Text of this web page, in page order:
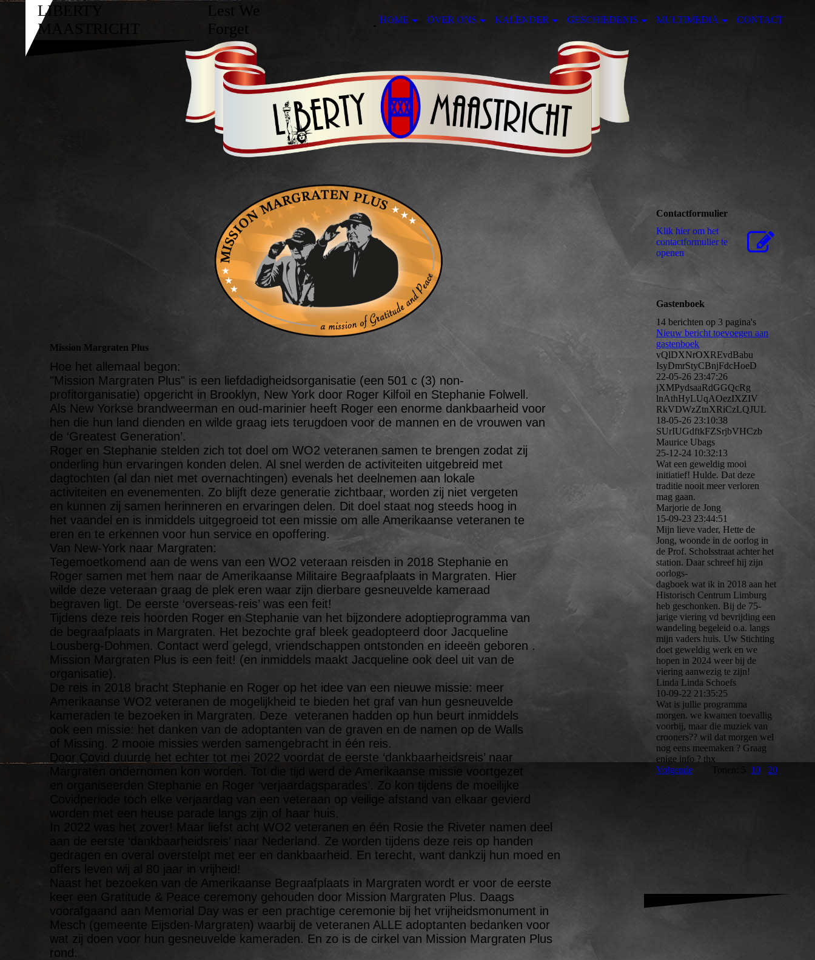
HOME OVER ONS KALENDER GESCHIEDENIS MULTIMEDIA CONTACT
LIBERTY
MAASTRICHT
Lest We
Forget
Mission Margraten Plus
Hoe het allemaal begon:
"Mission Margraten Plus" is een liefdadigheidsorganisatie (een 501 c (3) non-
profitorganisatie) opgericht in Brooklyn, New York door Roger Kilfoil en Stephanie Folwell.
Als New Yorkse brandweerman en oud-marinier heeft Roger een enorme dankbaarheid voor
hen die hun land dienden en wilde graag iets terugdoen voor de mannen en de vrouwen van
de ‘Greatest Generation’.
Roger en Stephanie stelden zich tot doel om WO2 veteranen samen te brengen zodat zij
onderling hun ervaringen konden delen. Al snel werden de activiteiten uitgebreid met
dagtochten (al dan niet met overnachtingen) evenals het deelnemen aan lokale
activiteiten en evenementen. Zo blijft deze generatie zichtbaar, worden zij niet vergeten
en kunnen zij samen herinneren en ervaringen delen. Dit doel staat nog steeds hoog in
het vaandel en is inmiddels uitgegroeid tot een missie om alle Amerikaanse veteranen te
eren en te erkennen voor hun service en opoffering.
Van New-York naar Margraten:
Tegemoetkomend aan de wens van een WO2 veteraan reisden in 2018 Stephanie en
Roger samen met hem naar de Amerikaanse Militaire Begraafplaats in Margraten. Hier
wilde deze veteraan graag de plek eren waar zijn dierbare gesneuvelde kameraad
begraven ligt. De eerste ‘overseas-reis’ was een feit!
Tijdens deze reis hoorden Roger en Stephanie van het bijzondere adoptieprogramma van
de begraafplaats in Margraten. Het bezochte graf bleek geadopteerd door Jacqueline
Lousberg-Dohmen. Contact werd gelegd, vriendschappen ontstonden en ideeën geboren .
Mission Margraten Plus is een feit! (en inmiddels maakt Jacqueline ook deel uit van de
organisatie).
De reis in 2018 bracht Stephanie en Roger op het idee van een nieuwe missie: meer
Amerikaanse WO2 veteranen de mogelijkheid te bieden het graf van hun gesneuvelde
kameraden te bezoeken in Margraten. Deze veteranen hadden op hun beurt inmiddels
ook een missie: het danken van de adoptanten van de graven en de namen op de Walls
of Missing. 2 mooie missies werden samengebracht in één reis.
Door Covid duurde het echter tot mei 2022 voordat de eerste ‘dankbaarheidsreis’ naar
Margraten ondernomen kon worden. Tot die tijd werd de Amerikaanse missie voortgezet
en organiseerden Stephanie en Roger ‘verjaardagsparades’. Zo kon tijdens de moeilijke
Covidperiode toch elke verjaardag van een veteraan op veilige afstand van elkaar gevierd
worden met een heuse parade langs zijn of haar huis.
In 2022 was het zover! Maar liefst acht WO2 veteranen en één Rosie the Riveter namen deel
aan de eerste ‘dankbaarheidsreis’ naar Nederland. Ze worden tijdens deze reis op handen
gedragen en overal overstelpt met eer en dankbaarheid. En terecht, want dankzij hun moed en
offers leven wij al 80 jaar in vrijheid!
Naast het bezoeken van de Amerikaanse Begraafplaats in Margraten wordt er voor de eerste
keer een Gratitude & Peace ceremony gehouden door Mission Margraten Plus. Daags
voorafgaand aan Memorial Day was er een prachtige ceremonie bij het vrijheidsmonument in
Mesch (gemeente Eijsden-Margraten) waarbij de veteranen ALLE adoptanten bedanken voor
wat zij doen voor hun gesneuvelde kameraden. En zo is de cirkel van Mission Margraten Plus
rond.
Contactformulier
Klik hier om het
contactformulier te
openen
Gastenboek
14 berichten op 3 pagina's
Nieuw bericht toevoegen aan
gastenboek
vQlDXNrOXREvdBabu
IsyDmrStyCBnjFdcHoeD
22-05-26 23:47:26
jXMPydsaaRdGGQcRg
lnAthHyLUqAOezIXZIV
RkVDWzZtnXRiCzLQJUL
18-05-26 23:10:38
SUrIUGdftkFZSrjbVHCzb
Maurice Ubags
25-12-24 10:32:13
Wat een geweldig mooi
initiatief! Hulde. Dat deze
traditie nooit meer verloren
mag gaan.
Marjorie de Jong
15-09-23 23:44:51
Mijn lieve vader, Hette de
Jong, woonde in de oorlog in
de Prof. Scholsstraat achter het
station. Daar schreef hij zijn
oorlogs-
dagboek wat ik in 2018 aan het
Historisch Centrum Limburg
heb geschonken. Bij de 75-
jarige viering vd bevrijding een
wandeling begeleid o.a. langs
mijn vaders huis. Uw Stichting
doet geweldig werk en we
hopen in 2024 weer bij de
viering aanwezig te zijn!
Linda Linda Schoefs
10-09-22 21:35:25
Wat is jullie programma
morgen. we kwamen toevallig
voorbij, maar die muziek van
crooners?? wil dat morgen wel
nog eens meemaken ? Graag
enige info ? thx
Volgende
10 20